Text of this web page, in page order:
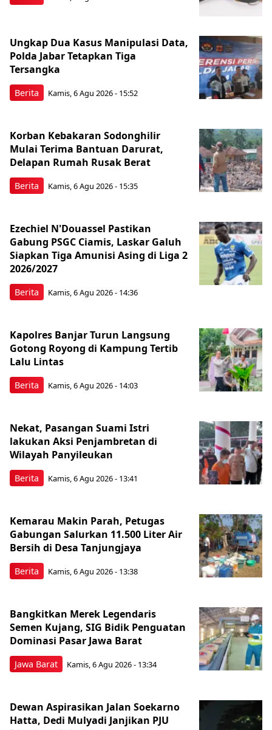
Berita
Ungkap Dua Kasus Manipulasi Data,
Polda Jabar Tetapkan Tiga
Tersangka
Kamis, 6 Agu 2026 - 15:52
Berita
Korban Kebakaran Sodonghilir
Mulai Terima Bantuan Darurat,
Delapan Rumah Rusak Berat
Kamis, 6 Agu 2026 - 15:35
Berita
Ezechiel N'Douassel Pastikan
Gabung PSGC Ciamis, Laskar Galuh
Siapkan Tiga Amunisi Asing di Liga 2
2026/2027
Kamis, 6 Agu 2026 - 14:36
Berita
Kapolres Banjar Turun Langsung
Gotong Royong di Kampung Tertib
Lalu Lintas
Kamis, 6 Agu 2026 - 14:03
Berita
Nekat, Pasangan Suami Istri
lakukan Aksi Penjambretan di
Wilayah Panyileukan
Kamis, 6 Agu 2026 - 13:41
Berita
Kemarau Makin Parah, Petugas
Gabungan Salurkan 11.500 Liter Air
Bersih di Desa Tanjungjaya
Kamis, 6 Agu 2026 - 13:38
Jawa Barat
Bangkitkan Merek Legendaris
Semen Kujang, SIG Bidik Penguatan
Dominasi Pasar Jawa Barat
Kamis, 6 Agu 2026 - 13:34
Dewan Aspirasikan Jalan Soekarno
Hatta, Dedi Mulyadi Janjikan PJU